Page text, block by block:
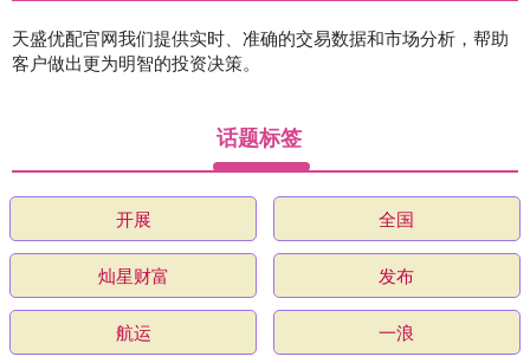
天盛优配官网我们提供实时、准确的交易数据和市场分析，帮助
客户做出更为明智的投资决策。
话题标签
开展 全国
灿星财富 发布
航运 一浪